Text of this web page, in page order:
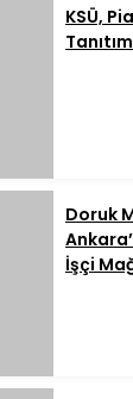
KSÜ,
Doruk
İşçi